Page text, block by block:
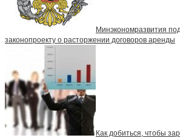
Минэкономразвития
законопроекту о расторжении договоров аренды
Как добиться, чтобы